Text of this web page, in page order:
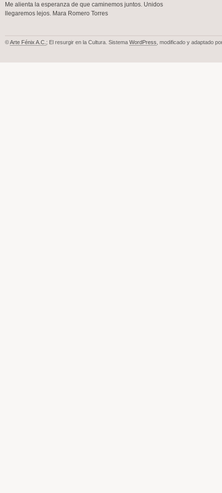
Me alienta la esperanza de que caminemos juntos. Unidos
llegaremos lejos. Mara Romero Torres
©Arte Fénix A.C. ; El resurgir en la Cultura. Sistema WordPress , modificado y adaptado